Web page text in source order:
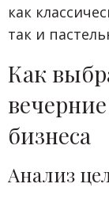
как
так и
Как
бизнеса
Анализ